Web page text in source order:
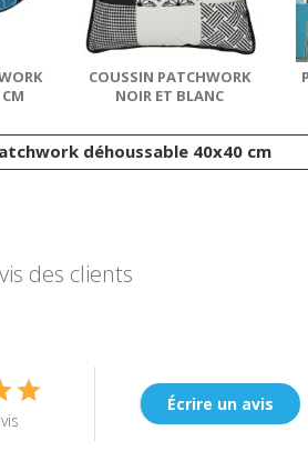
COUSSIN PATCHWORK
NOIR ET BLANC
déhoussable 40x40 cm
des clients
Écrire un avis